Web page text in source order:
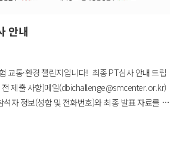
안내
교통·환경 챌린지입니다! 최종 PT심사 안내 드립
전 제출 사항]메일(dbichallenge@smcenter.or.kr)
자 정보(성함 및 전화번호)와 최종 발표 자료를 함
: 서울시 종로구 새문안로 5가길 32 생산성빌딩) -